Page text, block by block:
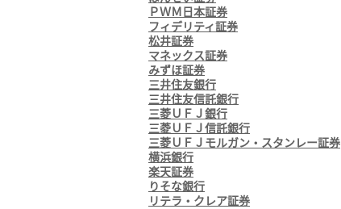
ＰＷＭ日本証券
フィデリティ証券
松井証券
マネックス証券
みずほ証券
三井住友銀行
三井住友信託銀行
三菱ＵＦＪ銀行
三菱ＵＦＪ信託銀行
三菱ＵＦＪモルガン・スタンレー証券
横浜銀行
楽天証券
りそな銀行
リテラ・クレア証券